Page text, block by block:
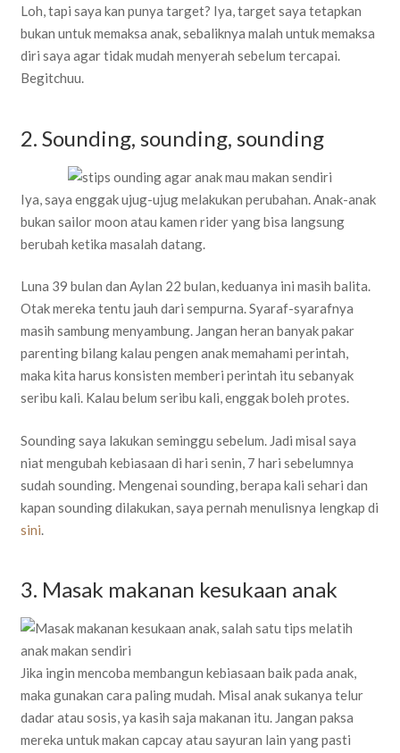
Loh, tapi saya kan punya target? Iya, target saya tetapkan
bukan untuk memaksa anak, sebaliknya malah untuk memaksa
diri saya agar tidak mudah menyerah sebelum tercapai.
Begitchuu.
2. Sounding, sounding, sounding
Iya, saya enggak ujug-ujug melakukan perubahan. Anak-anak
bukan sailor moon atau kamen rider yang bisa langsung
berubah ketika masalah datang.
Luna 39 bulan dan Aylan 22 bulan, keduanya ini masih balita.
Otak mereka tentu jauh dari sempurna. Syaraf-syarafnya
masih sambung menyambung. Jangan heran banyak pakar
parenting bilang kalau pengen anak memahami perintah,
maka kita harus konsisten memberi perintah itu sebanyak
seribu kali. Kalau belum seribu kali, enggak boleh protes.
Sounding saya lakukan seminggu sebelum. Jadi misal saya
niat mengubah kebiasaan di hari senin, 7 hari sebelumnya
sudah sounding. Mengenai sounding, berapa kali sehari dan
kapan sounding dilakukan, saya pernah menulisnya lengkap di
sini
3. Masak makanan kesukaan anak
Jika ingin mencoba membangun kebiasaan baik pada anak,
maka gunakan cara paling mudah. Misal anak sukanya telur
dadar atau sosis, ya kasih saja makanan itu. Jangan paksa
mereka untuk makan capcay atau sayuran lain yang pasti